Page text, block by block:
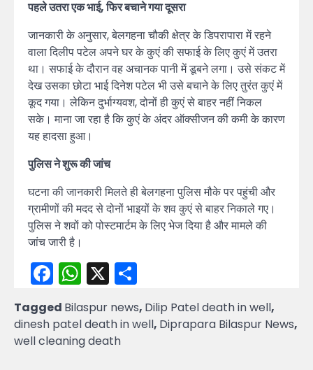
पहले उतरा एक भाई, फिर बचाने गया दूसरा
जानकारी के अनुसार, बेलगहना चौकी क्षेत्र के डिपरापारा में रहने
वाला दिलीप पटेल अपने घर के कुएं की सफाई के लिए कुएं में उतरा
था। सफाई के दौरान वह अचानक पानी में डूबने लगा। उसे संकट में
देख उसका छोटा भाई दिनेश पटेल भी उसे बचाने के लिए तुरंत कुएं में
कूद गया। लेकिन दुर्भाग्यवश, दोनों ही कुएं से बाहर नहीं निकल
सके। माना जा रहा है कि कुएं के अंदर ऑक्सीजन की कमी के कारण
यह हादसा हुआ।
पुलिस ने शुरू की जांच
घटना की जानकारी मिलते ही बेलगहना पुलिस मौके पर पहुंची और
ग्रामीणों की मदद से दोनों भाइयों के शव कुएं से बाहर निकाले गए।
पुलिस ने शवों को पोस्टमार्टम के लिए भेज दिया है और मामले की
जांच जारी है।
Facebook
WhatsApp
X
Tagged Bilaspur news, Dilip Patel death in well,
dinesh patel death in well, Diprapara Bilaspur News,
well cleaning death